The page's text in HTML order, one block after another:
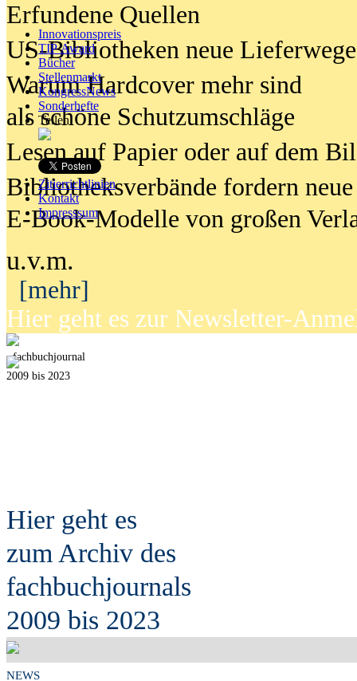
Innovationspreis
TIP Award
Bücher
Stellenmarkt
KongressNews
Sonderhefte
Teilen
Zitierrichtlinien
Kontakt
Impresssum
Erfundene Quellen
US-Bibliotheken neue Lieferwege
Warum Hardcover mehr sind
als schöne Schutzumschläge
Lesen auf Papier oder auf dem
Bibliotheksverbände fordern neue
E-Book-Modelle von großen
u.v.m.
[mehr]
Hier geht es zur Newsletter-
fachbuchjournal
2009 bis 2023
Hier geht es
zum Archiv des
fachbuchjournals
2009 bis 2023
NEWS